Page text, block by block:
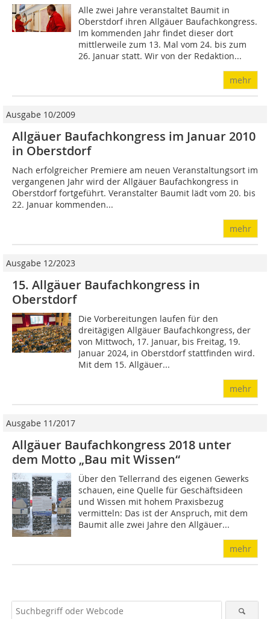
Alle zwei Jahre veranstaltet Baumit in
Oberstdorf ihren Allgäuer Baufachkongress.
Im kommenden Jahr findet dieser dort
mittlerweile zum 13. Mal vom 24. bis zum
26. Januar statt. Wir von der Redaktion...
mehr
Ausgabe 10/2009
Allgäuer Baufachkongress im Januar 2010
in Oberstdorf
Nach erfolgreicher Premiere am neuen Veranstaltungsort im
vergangenen Jahr wird der Allgäuer Baufachkongress in
Oberstdorf fortgeführt. Veranstalter Baumit lädt vom 20. bis
22. Januar kommenden...
mehr
Ausgabe 12/2023
15. Allgäuer Baufachkongress in
Oberstdorf
Die Vorbereitungen laufen für den
dreitägigen Allgäuer Baufachkongress, der
von Mittwoch, 17. Januar, bis Freitag, 19.
Januar 2024, in Oberstdorf stattfinden wird.
Mit dem 15. Allgäuer...
mehr
Ausgabe 11/2017
Allgäuer Baufachkongress 2018 unter
dem Motto „Bau mit Wissen“
Über den Tellerrand des eigenen Gewerks
schauen, eine Quelle für Geschäftsideen
und Wissen mit hohem Praxisbezug
vermitteln: Das ist der Anspruch, mit dem
Baumit alle zwei Jahre den Allgäuer...
mehr